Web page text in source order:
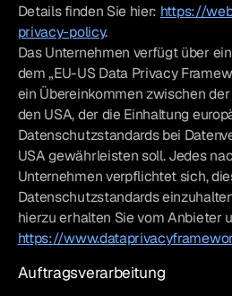
Details finden Sie hier: https://
privacy-policy.
Das Unternehmen verfügt über
dem „EU-US Data Privacy
ein Übereinkommen zwischen
den USA, der die Einhaltung
Datenschutzstandards bei
USA gewährleisten soll. Jedes
Unternehmen verpflichtet sich,
Datenschutzstandards
hierzu erhalten Sie vom Anbieter
https://
Auftragsverarbeitung